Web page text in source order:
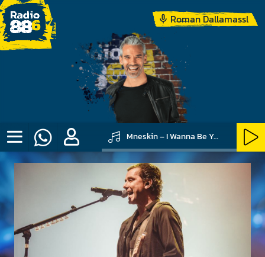
Roman Dallamassl
Mneskin – I Wanna Be Your Slave